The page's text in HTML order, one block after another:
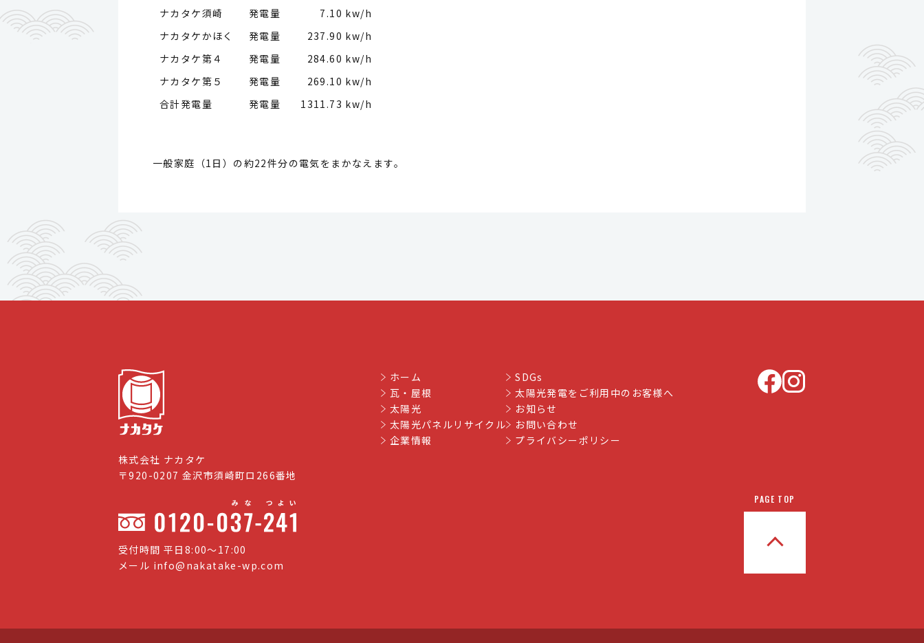
ナカタケ須崎 発電量
7.10 kw/h
ナカタケかほく 発電量
237.90 kw/h
ナカタケ第４ 発電量
284.60 kw/h
ナカタケ第５ 発電量
269.10 kw/h
合計発電量 発電量
1311.73 kw/h
一般家庭（1日）の約22件分の電気をまかなえます。
株式会社 ナカタケ
〒920-0207 金沢市須崎町ロ266番地
受付時間 平日8:00〜17:00
メール info@nakatake-wp.com
ホーム
瓦・屋根
太陽光
太陽光パネルリサイクル
企業情報
SDGs
太陽光発電をご利用中のお客様へ
お知らせ
お問い合わせ
プライバシーポリシー
PAGE TOP